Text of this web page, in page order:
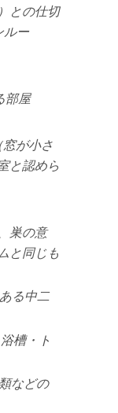
との仕切
ルー
部屋
が小さ
と認めら
巣の意
と同じも
る中二
槽・ト
などの